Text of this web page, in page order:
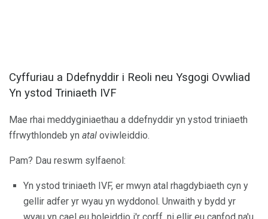
Cyffuriau a Ddefnyddir i Reoli neu Ysgogi Ovwliad
Yn ystod Triniaeth IVF
Mae rhai meddyginiaethau a ddefnyddir yn ystod triniaeth
ffrwythlondeb yn atal oviwleiddio.
Pam? Dau reswm sylfaenol:
Yn ystod triniaeth IVF, er mwyn atal rhagdybiaeth cyn y
gellir adfer yr wyau yn wyddonol. Unwaith y bydd yr